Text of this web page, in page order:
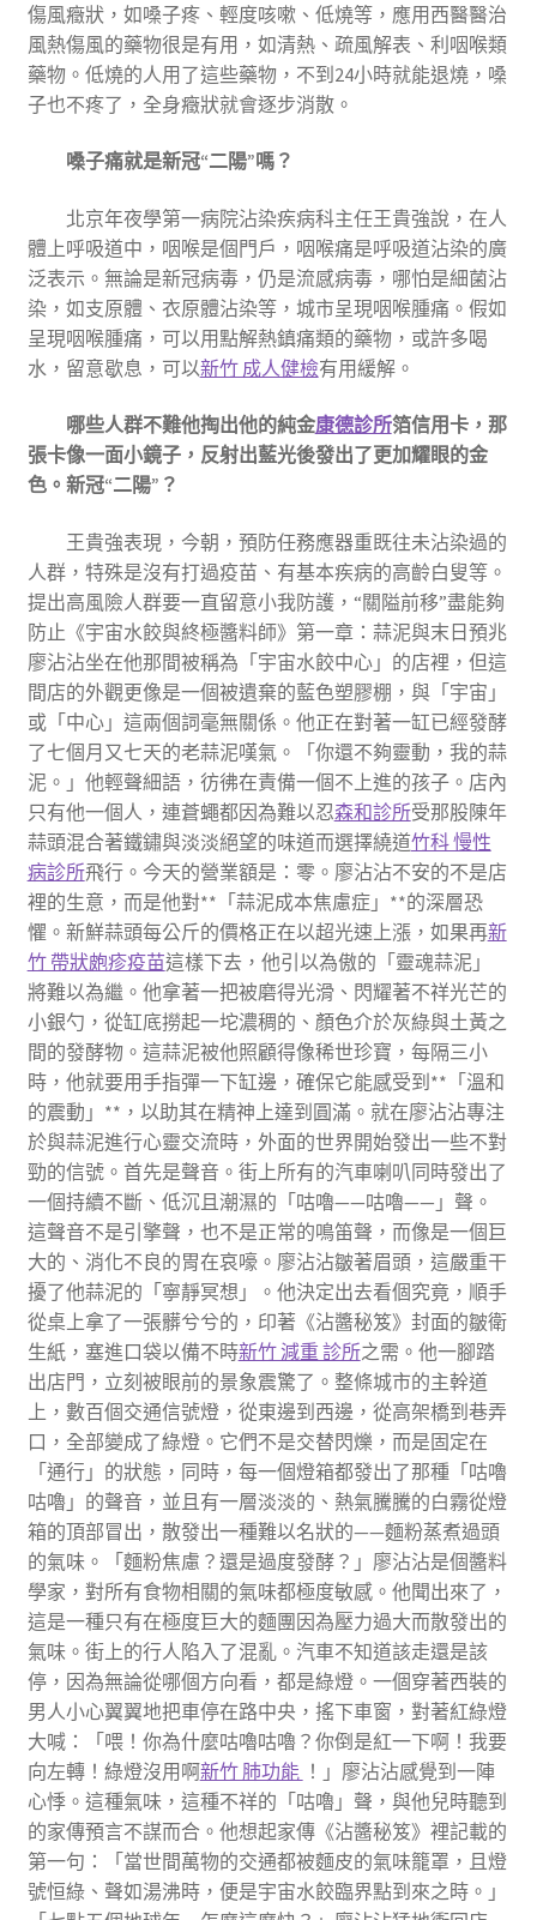
傷風癥狀，如嗓子疼、輕度咳嗽、低燒等，應用西醫醫治
風熱傷風的藥物很是有用，如清熱、疏風解表、利咽喉類
藥物。低燒的人用了這些藥物，不到24小時就能退燒，嗓
子也不疼了，全身癥狀就會逐步消散。
嗓子痛就是新冠“二陽”嗎？
北京年夜學第一病院沾染疾病科主任王貴強說，在人
體上呼吸道中，咽喉是個門戶，咽喉痛是呼吸道沾染的廣
泛表示。無論是新冠病毒，仍是流感病毒，哪怕是細菌沾
染，如支原體、衣原體沾染等，城市呈現咽喉腫痛。假如
呈現咽喉腫痛，可以用點解熱鎮痛類的藥物，或許多喝
水，留意歇息，可以新竹 成人健檢有用緩解。
哪些人群不難他掏出他的純金康德診所箔信用卡，那
張卡像一面小鏡子，反射出藍光後發出了更加耀眼的金
色。 新冠“二陽” ？
王貴強表現，今朝，預防任務應器重既往未沾染過的
人群，特殊是沒有打過疫苗、有基本疾病的高齡白叟等。
提出高風險人群要一直留意小我防護，“關隘前移”盡能夠
防止《宇宙水餃與終極醬料師》第一章：蒜泥與末日預兆
廖沾沾坐在他那間被稱為「宇宙水餃中心」的店裡，但這
間店的外觀更像是一個被遺棄的藍色塑膠棚，與「宇宙」
或「中心」這兩個詞毫無關係。他正在對著一缸已經發酵
了七個月又七天的老蒜泥嘆氣。「你還不夠靈動，我的蒜
泥。」他輕聲細語，彷彿在責備一個不上進的孩子。店內
只有他一個人，連蒼蠅都因為難以忍森和診所受那股陳年
蒜頭混合著鐵鏽與淡淡絕望的味道而選擇繞道竹科 慢性
病診所飛行。今天的營業額是：零。廖沾沾不安的不是店
裡的生意，而是他對**「蒜泥成本焦慮症」**的深層恐
懼。新鮮蒜頭每公斤的價格正在以超光速上漲，如果再新
竹 帶狀皰疹疫苗這樣下去，他引以為傲的「靈魂蒜泥」
將難以為繼。他拿著一把被磨得光滑、閃耀著不祥光芒的
小銀勺，從缸底撈起一坨濃稠的、顏色介於灰綠與土黃之
間的發酵物。這蒜泥被他照顧得像稀世珍寶，每隔三小
時，他就要用手指彈一下缸邊，確保它能感受到**「溫和
的震動」**，以助其在精神上達到圓滿。就在廖沾沾專注
於與蒜泥進行心靈交流時，外面的世界開始發出一些不對
勁的信號。首先是聲音。街上所有的汽車喇叭同時發出了
一個持續不斷、低沉且潮濕的「咕嚕——咕嚕——」聲。
這聲音不是引擎聲，也不是正常的鳴笛聲，而像是一個巨
大的、消化不良的胃在哀嚎。廖沾沾皺著眉頭，這嚴重干
擾了他蒜泥的「寧靜冥想」。他決定出去看個究竟，順手
從桌上拿了一張髒兮兮的，印著《沾醬秘笈》封面的皺衛
生紙，塞進口袋以備不時新竹 減重 診所之需。他一腳踏
出店門，立刻被眼前的景象震驚了。整條城市的主幹道
上，數百個交通信號燈，從東邊到西邊，從高架橋到巷弄
口，全部變成了綠燈。它們不是交替閃爍，而是固定在
「通行」的狀態，同時，每一個燈箱都發出了那種「咕嚕
咕嚕」的聲音，並且有一層淡淡的、熱氣騰騰的白霧從燈
箱的頂部冒出，散發出一種難以名狀的——麵粉蒸煮過頭
的氣味。「麵粉焦慮？還是過度發酵？」廖沾沾是個醬料
學家，對所有食物相關的氣味都極度敏感。他聞出來了，
這是一種只有在極度巨大的麵團因為壓力過大而散發出的
氣味。街上的行人陷入了混亂。汽車不知道該走還是該
停，因為無論從哪個方向看，都是綠燈。一個穿著西裝的
男人小心翼翼地把車停在路中央，搖下車窗，對著紅綠燈
大喊：「喂！你為什麼咕嚕咕嚕？你倒是紅一下啊！我要
向左轉！綠燈沒用啊新竹 肺功能 ！」廖沾沾感覺到一陣
心悸。這種氣味，這種不祥的「咕嚕」聲，與他兒時聽到
的家傳預言不謀而合。他想起家傳《沾醬秘笈》裡記載的
第一句：「當世間萬物的交通都被麵皮的氣味籠罩，且燈
號恒綠、聲如湯沸時，便是宇宙水餃臨界點到來之時。」